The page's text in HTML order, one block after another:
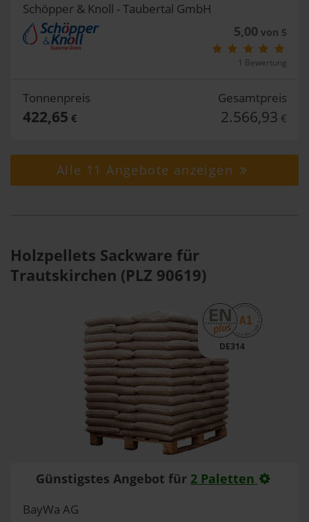
Schöpper & Knoll - Taubertal GmbH
5,00 von 5
1 Bewertung
Tonnenpreis
422,65 €
Gesamtpreis
2.566,93 €
Alle 11 Angebote anzeigen
Holzpellets Sackware für
Trautskirchen (PLZ 90619)
DE314
Günstigstes Angebot für 2 Paletten
BayWa AG